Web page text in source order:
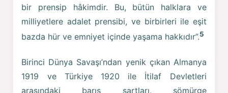
bir prensip hâkimdir. Bu, bütün halklara ve
milliyetlere adalet prensibi, ve birbirleri ile eşit
bazda hür ve emniyet içinde yaşama hakkıdır”.5
Birinci Dünya Savaşı’ndan yenik çıkan Almanya
1919 ve Türkiye 1920 ile İtilaf Devletleri
arasındaki barış şartları, sömürge